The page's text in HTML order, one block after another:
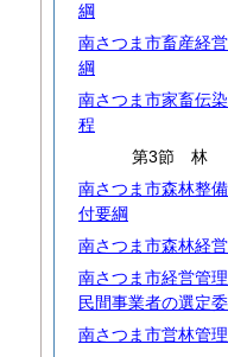
綱
南さつま市畜産経
綱
南さつま市家畜伝
程
第3節 林
南さつま市森林整
付要綱
南さつま市森林経
南さつま市経営管
民間事業者の選定
南さつま市営林管